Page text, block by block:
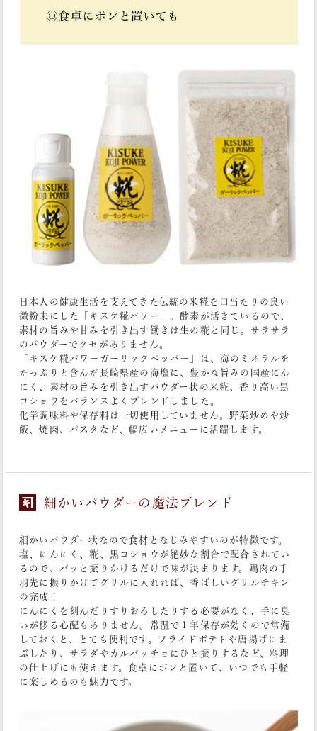
日本人の健康生活を支えてきた伝統の米糀を口当たりの良い
微粉末にした「キスケ糀パワー」。酵素が活きているので、
素材の旨みや甘みを引き出す働きは生の糀と同じ。サラサラ
のパウダーでクセがありません。
「キスケ糀パワーガーリックペッパー」は、海のミネラルを
たっぷりと含んだ長崎県産の海塩に、豊かな旨みの国産にん
にく、素材の旨みを引き出すパウダー状の米糀、香り高い黒
コショウをバランスよくブレンドしました。
化学調味料や保存料は一切使用していません。野菜炒めや炒
飯、焼肉、パスタなど、幅広いメニューに活躍します。
細かいパウダーの魔法ブレンド
細かいパウダー状なので食材となじみやすいのが特徴です。
塩、にんにく、糀、黒コショウが絶妙な割合で配合されてい
るので、パッと振りかけるだけで味が決まります。鶏肉の手
羽先に振りかけてグリルに入れれば、香ばしいグリルチキン
の完成！
にんにくを刻んだりすりおろしたりする必要がなく、手に臭
いが移る心配もありません。常温で１年保存が効くので常備
しておくと、とても便利です。フライドポテトや唐揚げにま
ぶしたり、サラダやカルパッチョにひと振りするなど、料理
の仕上げにも使えます。食卓にポンと置いて、いつでも手軽
に楽しめるのも魅力です。